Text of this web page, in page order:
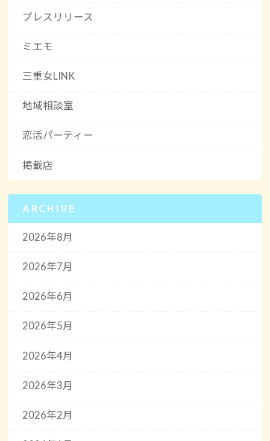
プレスリリース
ミエモ
三重女LINK
地域相談室
恋活パーティー
掲載店
ARCHIVE
2026年8月
2026年7月
2026年6月
2026年5月
2026年4月
2026年3月
2026年2月